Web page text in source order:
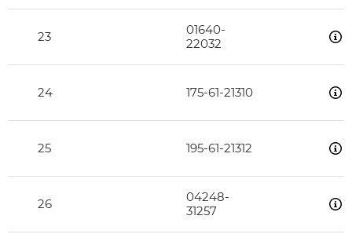
23
01640-
22032
24 175-61-21310
25 195-61-21312
26
04248-
31257